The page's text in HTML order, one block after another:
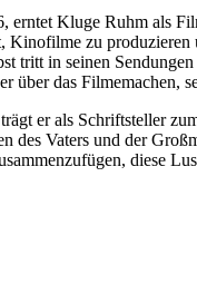
Kluge Ruhm als
zu
tritt in seinen
über das Filmemachen,
er als Schriftsteller
Vaters und der
diese